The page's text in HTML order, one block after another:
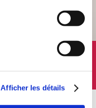
Afficher les détails